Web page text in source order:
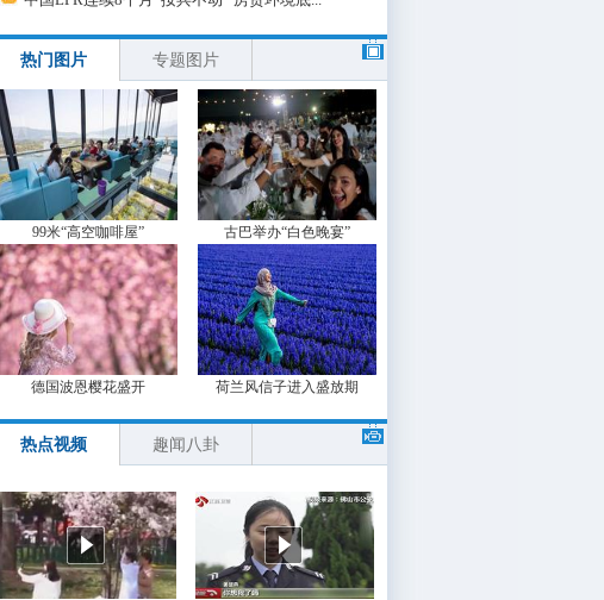
热门图片 专题图片
99米“高空咖啡屋” 古巴举办“白色晚宴”
德国波恩樱花盛开 荷兰风信子进入盛放期
热点视频 趣闻八卦